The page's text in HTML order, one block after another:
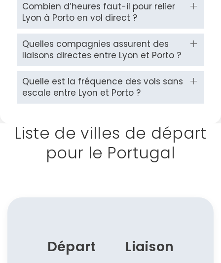
Combien d’heures faut-il pour relier
Lyon à Porto en vol direct ?
Quelles compagnies assurent des
liaisons directes entre Lyon et Porto ?
Quelle est la fréquence des vols sans
escale entre Lyon et Porto ?
Liste de villes de départ
pour le Portugal
Départ Liaison